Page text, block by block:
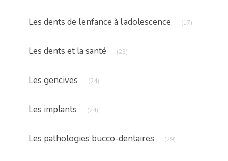
Les dents de l’enfance à l’adolescence (17)
Les dents et la santé (23)
Les gencives (24)
Les implants (24)
Les pathologies bucco-dentaires (29)